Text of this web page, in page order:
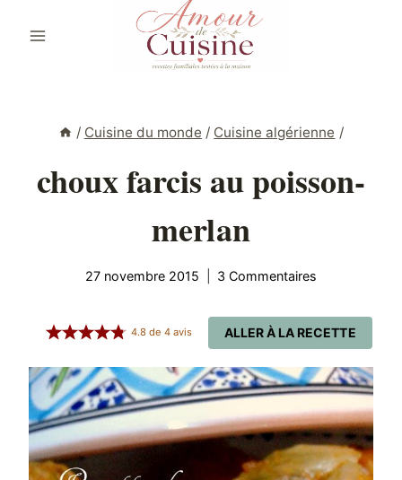
/ Cuisine du monde / Cuisine algérienne /
choux farcis au poisson-
merlan
27 novembre 2015 3 Commentaires
ALLER À LA RECETTE
4.8 de4 avis